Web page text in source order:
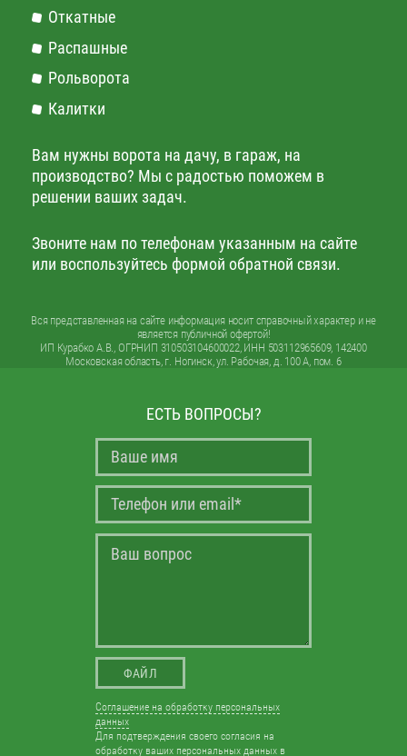
Откатные
Распашные
Рольворота
Калитки
Вам нужны ворота на дачу, в гараж, на
производство? Мы с радостью поможем в
решении ваших задач.
Звоните нам по телефонам указанным на сайте
или воспользуйтесь формой обратной связи.
Вся представленная на сайте информация носит справочный характер и не
является публичной офертой!
ИП Курабко А.В., ОГРНИП 310503104600022, ИНН 503112965609, 142400
Московская область, г. Ногинск, ул. Рабочая, д. 100 А, пом. 6
ЕСТЬ ВОПРОСЫ?
ФАЙЛ
Соглашение на обработку персональных
данных
Для подтверждения своего согласия на
обработку ваших персональных данных в